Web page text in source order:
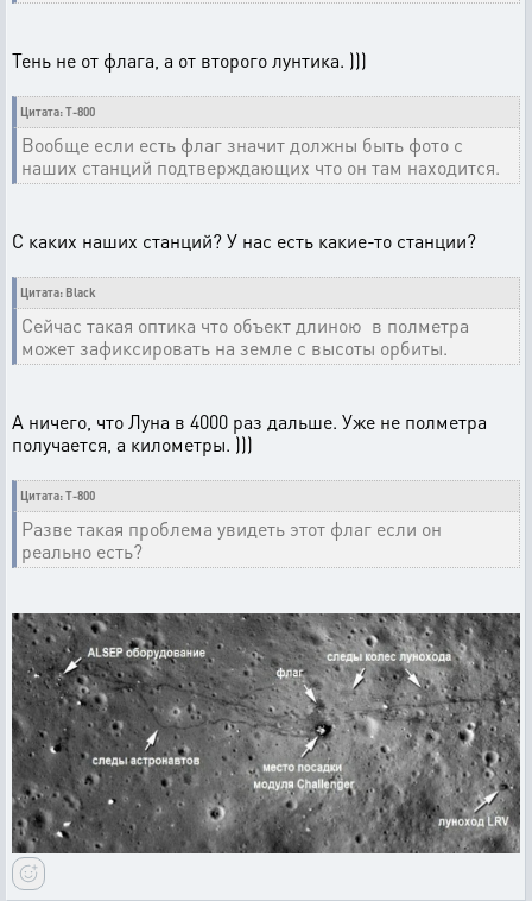
Тень не от флага, а от второго лунтика. )))
Цитата: T-800
Вообще если есть флаг значит должны быть фото с
наших станций подтверждающих что он там находится.
С каких наших станций? У нас есть какие-то станции?
Цитата: Black
Сейчас такая оптика что объект длиною в полметра
может зафиксировать на земле с высоты орбиты.
А ничего, что Луна в 4000 раз дальше. Уже не полметра
получается, а километры. )))
Цитата: T-800
Разве такая проблема увидеть этот флаг если он
реально есть?